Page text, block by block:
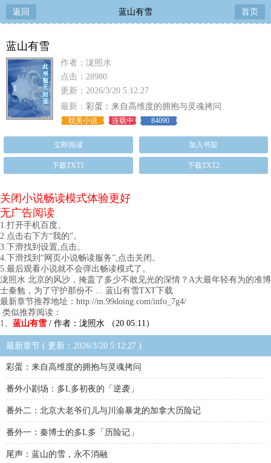
返回 蓝山有雪 首页
蓝山有雪
作者：泷照水
点击：28980
更新：2026/3/20 5:12:27
最新： 彩蛋：来自高维度的拥抱与灵魂拷问
耽美小说 连载中 84090
立即阅读 加入书架
下载TXT1 下载TXT2
关闭小说畅读模式体验更好
无广告阅读
1.打开手机百度。
2.点击右下方“我的”。
3.下滑找到设置,点击。
4.下滑找到“网页小说畅读服务”,点击关闭。
5.最后观看小说就不会弹出畅读模式了。
泷照水 北京的风沙，掩盖了多少不敢见光的深情？A大最年轻有为的准博
士秦勉，为了守护那份不 ... 蓝山有雪TXT下载
最新章节推荐地址：http://m.99doing.com/info_7g4/
类似推荐阅读：
1、 蓝山有雪 / 作者：泷照水 （20 05:11）
最新章节 ( 更新：2026/3/20 5:12:27 )
彩蛋：来自高维度的拥抱与灵魂拷问
番外小剧场：多L多初夜的「逆袭」
番外二：北京大老爷们儿与川渝暴龙的加拿大历险记
番外一：秦博士的多L多「历险记」
尾声：蓝山的雪，永不消融